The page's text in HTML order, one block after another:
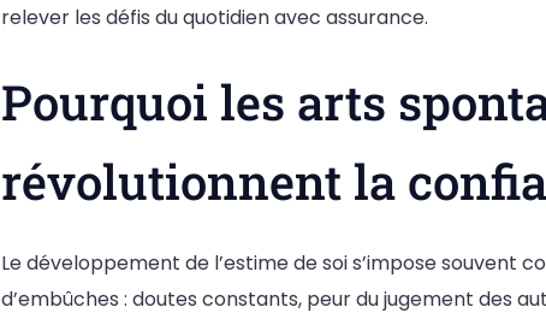
relever les défis du quotidien avec assurance.
Pourquoi les arts
révolutionnent la
Le développement de l’estime de soi s’impose souvent
d’embûches : doutes constants, peur du jugement des